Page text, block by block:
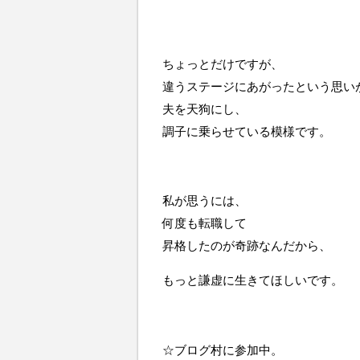
ちょっとだけですが、
違うステージにあがったという思い
夫を天狗にし、
調子に乗らせている模様です。
私が思うには、
何度も転職して
昇格したのが奇跡なんだから、
もっと謙虚に生きてほしいです。
☆ブログ村に参加中。